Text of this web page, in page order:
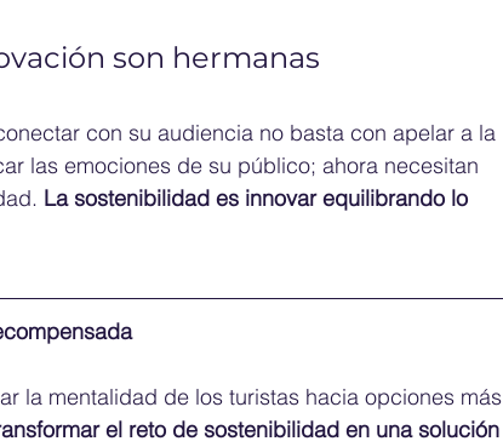
son hermanas
con su audiencia no basta con apelar a la
las emociones de su público; ahora necesitan
La sostenibilidad es innovar equilibrando lo
la mentalidad de los turistas hacia opciones más
el reto de sostenibilidad en una solución